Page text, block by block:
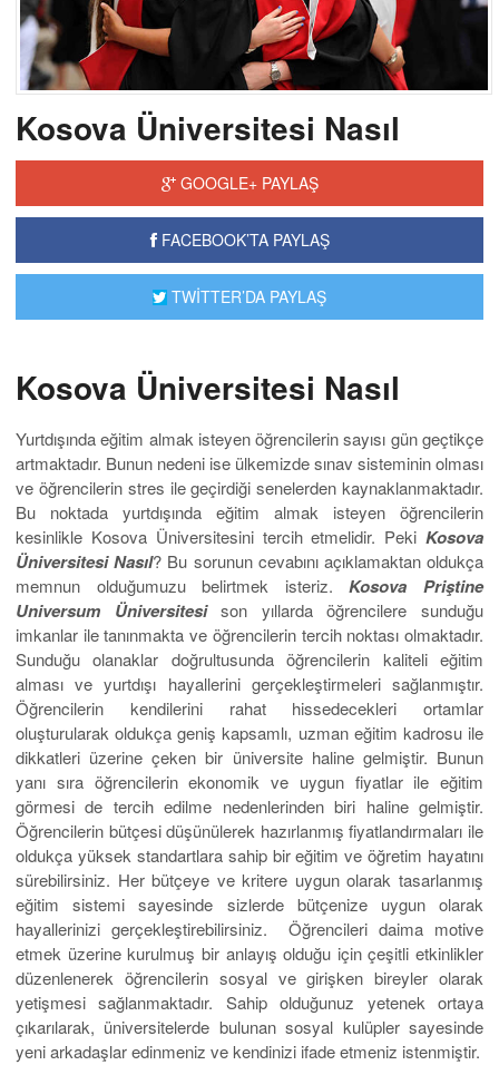
Kosova Üniversitesi Nasıl
GOOGLE+ PAYLAŞ
FACEBOOK’TA PAYLAŞ
TWİTTER’DA PAYLAŞ
Kosova Üniversitesi Nasıl
Yurtdışında eğitim almak isteyen öğrencilerin sayısı gün geçtikçe
artmaktadır. Bunun nedeni ise ülkemizde sınav sisteminin olması
ve öğrencilerin stres ile geçirdiği senelerden kaynaklanmaktadır.
Bu noktada yurtdışında eğitim almak isteyen öğrencilerin
kesinlikle Kosova Üniversitesini tercih etmelidir. Peki Kosova
Üniversitesi Nasıl? Bu sorunun cevabını açıklamaktan oldukça
memnun olduğumuzu belirtmek isteriz.Kosova Priştine
Universum Üniversitesison yıllarda öğrencilere sunduğu
imkanlar ile tanınmakta ve öğrencilerin tercih noktası olmaktadır.
Sunduğu olanaklar doğrultusunda öğrencilerin kaliteli eğitim
alması ve yurtdışı hayallerini gerçekleştirmeleri sağlanmıştır.
Öğrencilerin kendilerini rahat hissedecekleri ortamlar
oluşturularak oldukça geniş kapsamlı, uzman eğitim kadrosu ile
dikkatleri üzerine çeken bir üniversite haline gelmiştir. Bunun
yanı sıra öğrencilerin ekonomik ve uygun fiyatlar ile eğitim
görmesi de tercih edilme nedenlerinden biri haline gelmiştir.
Öğrencilerin bütçesi düşünülerek hazırlanmış fiyatlandırmaları ile
oldukça yüksek standartlara sahip bir eğitim ve öğretim hayatını
sürebilirsiniz. Her bütçeye ve kritere uygun olarak tasarlanmış
eğitim sistemi sayesinde sizlerde bütçenize uygun olarak
hayallerinizi gerçekleştirebilirsiniz. Öğrencileri daima motive
etmek üzerine kurulmuş bir anlayış olduğu için çeşitli etkinlikler
düzenlenerek öğrencilerin sosyal ve girişken bireyler olarak
yetişmesi sağlanmaktadır. Sahip olduğunuz yetenek ortaya
çıkarılarak, üniversitelerde bulunan sosyal kulüpler sayesinde
yeni arkadaşlar edinmeniz ve kendinizi ifade etmeniz istenmiştir.